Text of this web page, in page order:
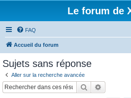
Le forum de
FAQ
Accueil du forum
Sujets sans réponse
Aller sur la recherche avancée
Rechercher